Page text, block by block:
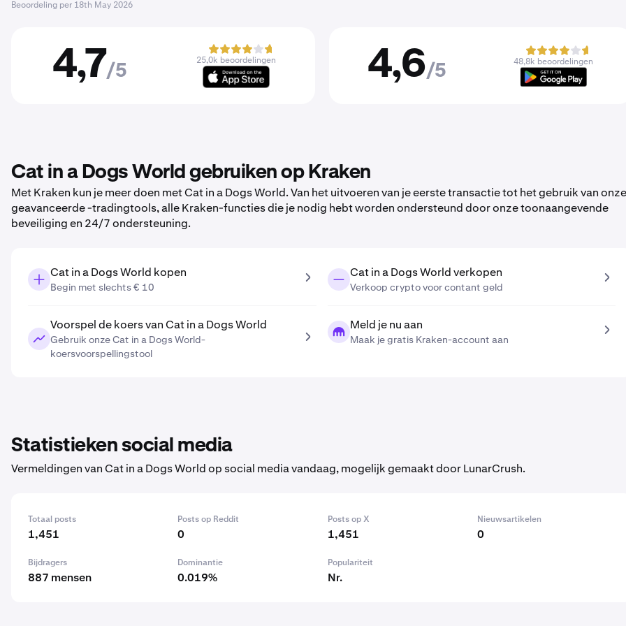
Beoordeling per 18th May 2026
4,7/5
25,0k beoordelingen 4,6/5
48,8k beoordelingen
Cat in a Dogs World gebruiken op Kraken
Met Kraken kun je meer doen met Cat in a Dogs World. Van het uitvoeren van je eerste transactie tot het gebruik van onze
geavanceerde -tradingtools, alle Kraken-functies die je nodig hebt worden ondersteund door onze toonaangevende
beveiliging en 24/7 ondersteuning.
Cat in a Dogs World kopen
Begin met slechts € 10
Cat in a Dogs World verkopen
Verkoop crypto voor contant geld
Voorspel de koers van Cat in a Dogs World
Gebruik onze Cat in a Dogs World-
koersvoorspellingstool
Meld je nu aan
Maak je gratis Kraken-account aan
Statistieken social media
Vermeldingen van Cat in a Dogs World op social media vandaag, mogelijk gemaakt door LunarCrush.
Totaal posts
1,451
Posts op Reddit
0
Posts op X
1,451
Nieuwsartikelen
0
Bijdragers
887 mensen
Dominantie
0.019%
Populariteit
Nr.